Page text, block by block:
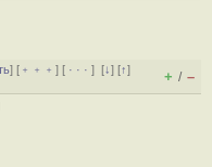
] [ ﹢﹢﹢] [ · · ·][↓] [↑]
+ / –